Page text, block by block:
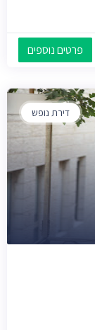
פרטים נוספים
דירת נופש